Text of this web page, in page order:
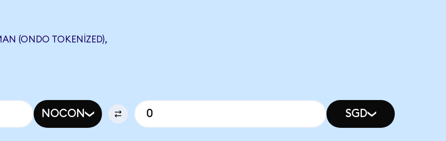
(ONDO TOKENIZED),
NOCON SGD